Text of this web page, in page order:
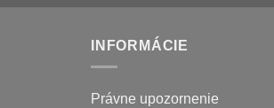
INFORMÁCIE
Právne upozornenie